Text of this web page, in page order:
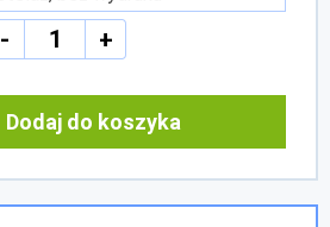
- +
Dodaj do koszyka